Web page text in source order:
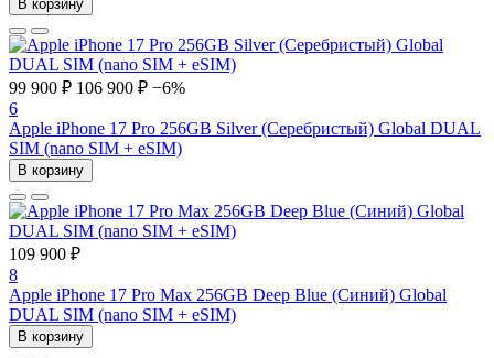
В корзину
99 900 ₽ 106 900 ₽ −6%
6
Apple iPhone 17 Pro 256GB Silver (Серебристый) Global DUAL
SIM (nano SIM + eSIM)
В корзину
109 900 ₽
8
Apple iPhone 17 Pro Max 256GB Deep Blue (Синий) Global
DUAL SIM (nano SIM + eSIM)
В корзину